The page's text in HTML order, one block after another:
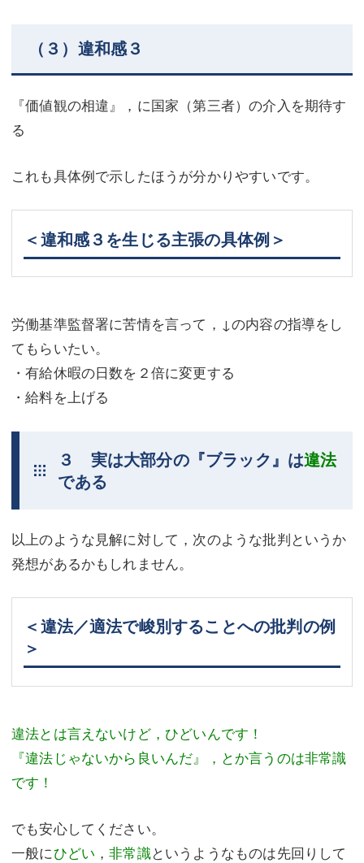
（３）違和感３
『価値観の相違』，に国家（第三者）の介入を期待す
る
これも具体例で示したほうが分かりやすいです。
＜違和感３を生じる主張の具体例＞
労働基準監督署に苦情を言って，↓の内容の指導をし
てもらいたい。
・有給休暇の日数を２倍に変更する
・給料を上げる
３ 実は大部分の『ブラック』は違法
である
以上のような見解に対して，次のような批判というか
発想があるかもしれません。
＜違法／適法で峻別することへの批判の例
＞
違法とは言えないけど，ひどいんです！
『違法じゃないから良いんだ』，とか言うのは非常識
です！
でも安心してください。
一般にひどい ，非常識というようなものは先回りして